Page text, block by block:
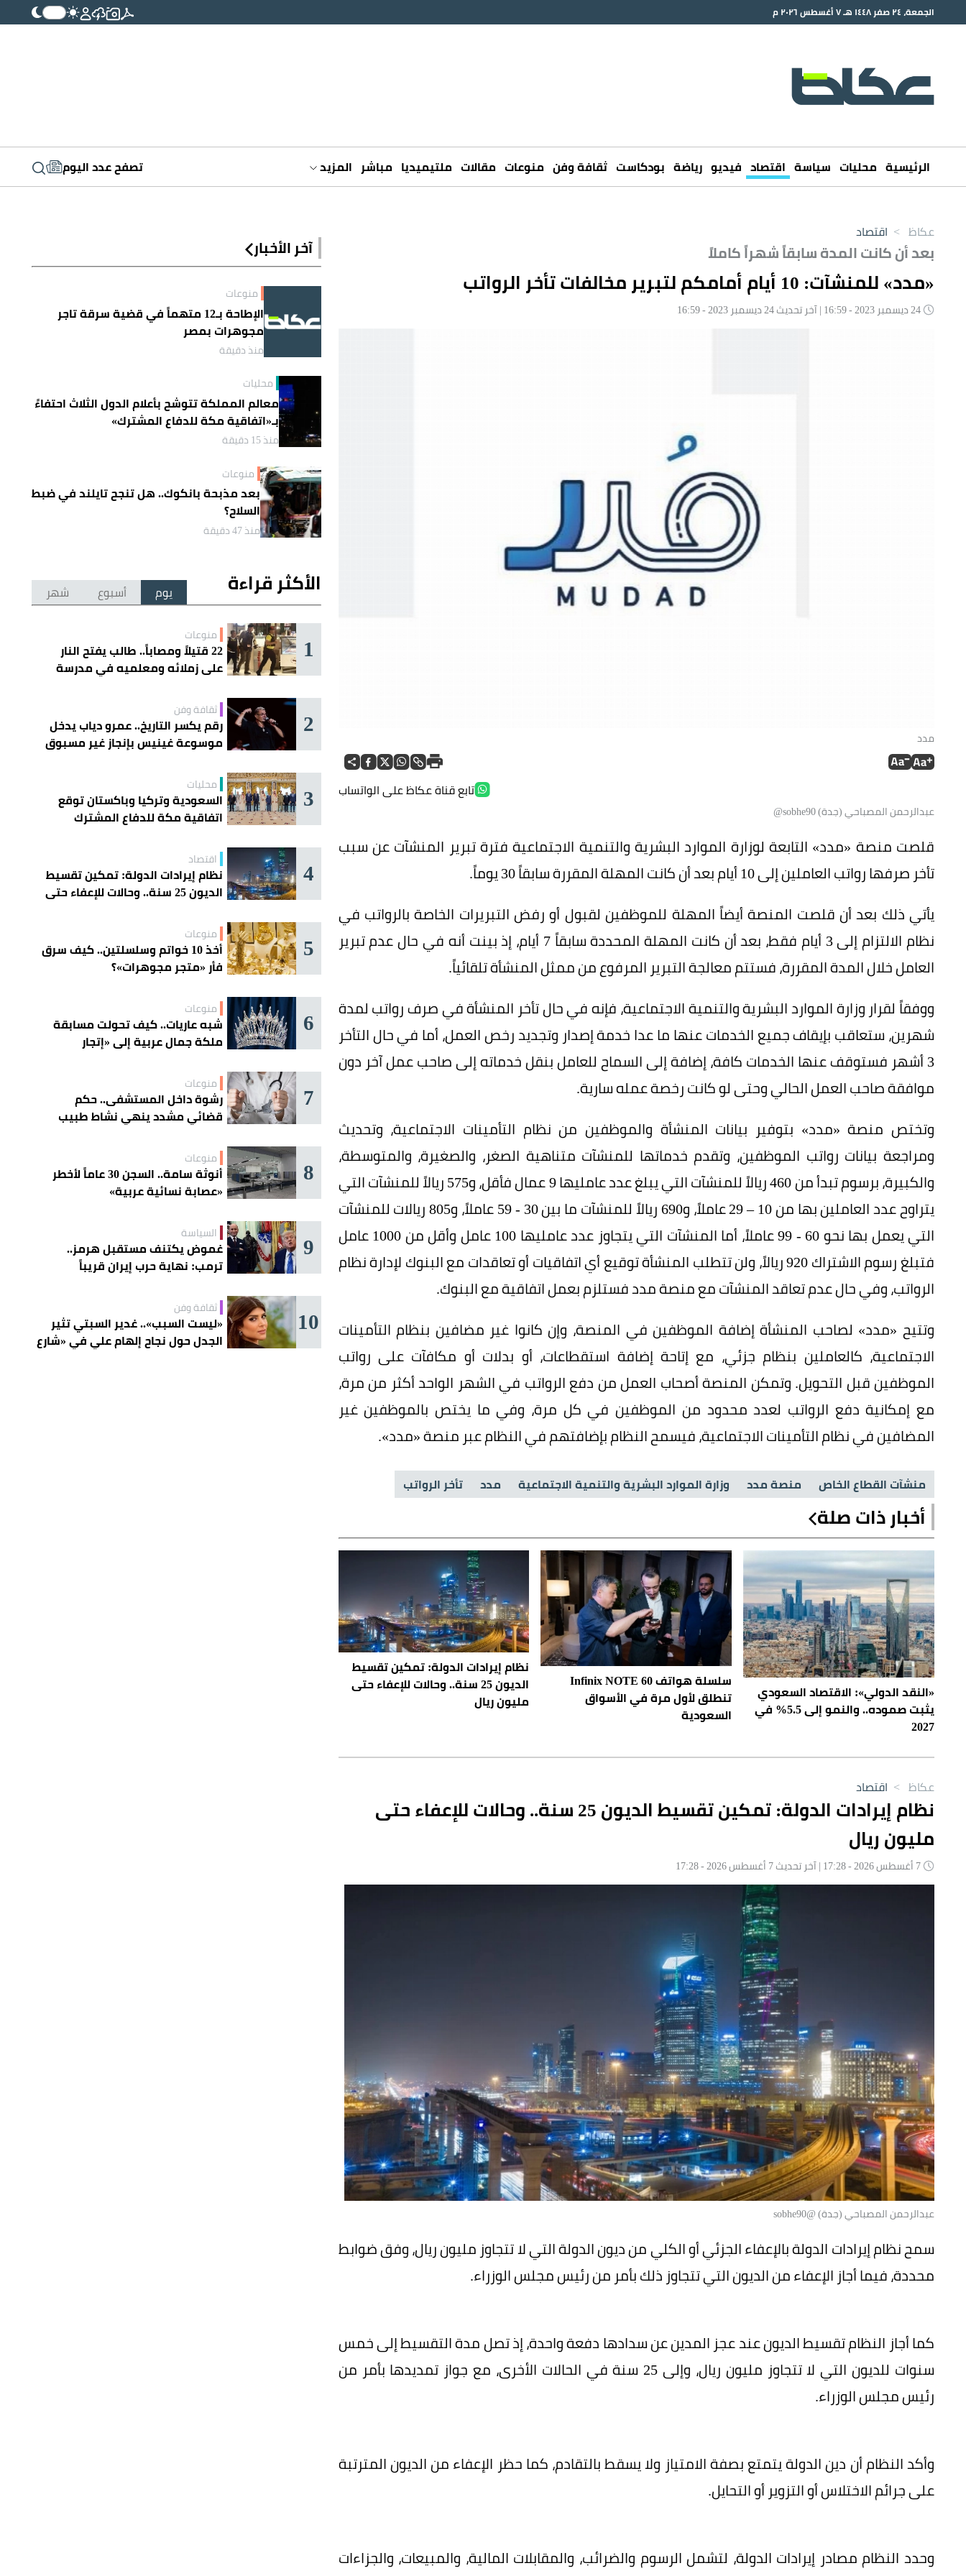
الجمعة، ٢٤ صفر ١٤٤٨ هـ ٧ أغسطس ٢٠٢٦ م
الرئيسية محليات سياسة اقتصاد فيديو رياضة بودكاست ثقافة وفن منوعات مقالات ملتيميديا مباشر المزيد تصفح عدد اليوم
عكاظ > اقتصاد
بعد أن كانت المدة سابقاً شهراً كاملاً
«مدد» للمنشآت: 10 أيام أمامكم لتبرير مخالفات تأخر الرواتب
مدد
تابع قناة عكاظ على الواتساب
عبدالرحمن المصباحي (جدة) sobhe90@
قلصت منصة «مدد» التابعة لوزارة الموارد البشرية والتنمية الاجتماعية فترة تبرير المنشآت عن سبب
تأخر صرفها رواتب العاملين إلى 10 أيام بعد أن كانت المهلة المقررة سابقاً 30 يوماً.
يأتي ذلك بعد أن قلصت المنصة أيضاً المهلة للموظفين لقبول أو رفض التبريرات الخاصة بالرواتب في
نظام الالتزام إلى 3 أيام فقط، بعد أن كانت المهلة المحددة سابقاً 7 أيام، إذ بينت أنه في حال عدم تبرير
العامل خلال المدة المقررة، فستتم معالجة التبرير المرفوع من ممثل المنشأة تلقائياً.
ووفقاً لقرار وزارة الموارد البشرية والتنمية الاجتماعية، فإنه في حال تأخر المنشأة في صرف رواتب لمدة
شهرين، ستعاقب بإيقاف جميع الخدمات عنها ما عدا خدمة إصدار وتجديد رخص العمل، أما في حال التأخر
3 أشهر فستوقف عنها الخدمات كافة، إضافة إلى السماح للعامل بنقل خدماته إلى صاحب عمل آخر دون
موافقة صاحب العمل الحالي وحتى لو كانت رخصة عمله سارية.
وتختص منصة «مدد» بتوفير بيانات المنشأة والموظفين من نظام التأمينات الاجتماعية، وتحديث
ومراجعة بيانات رواتب الموظفين، وتقدم خدماتها للمنشآت متناهية الصغر، والصغيرة، والمتوسطة،
والكبيرة، برسوم تبدأ من 460 ريالاً للمنشآت التي يبلغ عدد عامليها 9 عمال فأقل، و575 ريالاً للمنشآت التي
يتراوح عدد العاملين بها من 10 – 29 عاملاً، و690 ريالاً للمنشآت ما بين 30 - 59 عاملاً، و805 ريالات للمنشآت
التي يعمل بها نحو 60 - 99 عاملاً، أما المنشآت التي يتجاوز عدد عامليها 100 عامل وأقل من 1000 عامل
فتبلغ رسوم الاشتراك 920 ريالاً، ولن تتطلب المنشأة توقيع أي اتفاقيات أو تعاقدات مع البنوك لإدارة نظام
الرواتب، وفي حال عدم تعاقد المنشآت مع منصة مدد فستلزم بعمل اتفاقية مع البنوك.
وتتيح «مدد» لصاحب المنشأة إضافة الموظفين في المنصة، وإن كانوا غير مضافين بنظام التأمينات
الاجتماعية، كالعاملين بنظام جزئي، مع إتاحة إضافة استقطاعات، أو بدلات أو مكافآت على رواتب
الموظفين قبل التحويل. وتمكن المنصة أصحاب العمل من دفع الرواتب في الشهر الواحد أكثر من مرة،
مع إمكانية دفع الرواتب لعدد محدود من الموظفين في كل مرة، وفي ما يختص بالموظفين غير
المضافين في نظام التأمينات الاجتماعية، فيسمح النظام بإضافتهم في النظام عبر منصة «مدد».
منشآت القطاع الخاص منصة مدد وزارة الموارد البشرية والتنمية الاجتماعية مدد تأخر الرواتب
أخبار ذات صلة
«النقد الدولي»: الاقتصاد السعودي
يثبت صموده.. والنمو إلى 5.5% في
2027
سلسلة هواتف Infinix NOTE 60
تنطلق لأول مرة في الأسواق
السعودية
نظام إيرادات الدولة: تمكين تقسيط
الديون 25 سنة.. وحالات للإعفاء حتى
مليون ريال
آخر الأخبار
منوعات
الإطاحة بـ12 متهماً في قضية سرقة تاجر
مجوهرات بمصر
منذ دقيقة
محليات
معالم المملكة تتوشح بأعلام الدول الثلاث احتفاءً
بـ«اتفاقية مكة للدفاع المشترك»
منذ 15 دقيقة
منوعات
بعد مذبحة بانكوك.. هل تنجح تايلند في ضبط
السلاح؟
منذ 47 دقيقة
الأكثر قراءة يوم أسبوع شهر
1 منوعات
22 قتيلاً ومصاباً.. طالب يفتح النار
على زملائه ومعلميه في مدرسة
2 ثقافة وفن
رقم يكسر التاريخ.. عمرو دياب يدخل
موسوعة غينيس بإنجاز غير مسبوق
3 محليات
السعودية وتركيا وباكستان توقع
اتفاقية مكة للدفاع المشترك
4 اقتصاد
نظام إيرادات الدولة: تمكين تقسيط
الديون 25 سنة.. وحالات للإعفاء حتى
5 منوعات
أخذ 10 خواتم وسلسلتين.. كيف سرق
فأر «متجر مجوهرات»؟
6 منوعات
شبه عاريات.. كيف تحولت مسابقة
ملكة جمال عربية إلى «إتجار
7 منوعات
رشوة داخل المستشفى.. حكم
قضائي مشدد ينهي نشاط طبيب
8 منوعات
أنوثة سامة.. السجن 30 عاماً لأخطر
«عصابة نسائية عربية»
9 السياسة
غموض يكتنف مستقبل هرمز..
ترمب: نهاية حرب إيران قريباً
10 ثقافة وفن
«ليست السبب».. غدير السبتي تثير
الجدل حول نجاح إلهام علي في «شارع
عكاظ > اقتصاد
نظام إيرادات الدولة: تمكين تقسيط الديون 25 سنة.. وحالات للإعفاء حتى
مليون ريال
عبدالرحمن المصباحي (جدة) @sobhe90
سمح نظام إيرادات الدولة بالإعفاء الجزئي أو الكلي من ديون الدولة التي لا تتجاوز مليون ريال، وفق ضوابط
محددة، فيما أجاز الإعفاء من الديون التي تتجاوز ذلك بأمر من رئيس مجلس الوزراء.
كما أجاز النظام تقسيط الديون عند عجز المدين عن سدادها دفعة واحدة، إذ تصل مدة التقسيط إلى خمس
سنوات للديون التي لا تتجاوز مليون ريال، وإلى 25 سنة في الحالات الأخرى، مع جواز تمديدها بأمر من
رئيس مجلس الوزراء.
وأكد النظام أن دين الدولة يتمتع بصفة الامتياز ولا يسقط بالتقادم، كما حظر الإعفاء من الديون المترتبة
على جرائم الاختلاس أو التزوير أو التحايل.
وحدد النظام مصادر إيرادات الدولة، لتشمل الرسوم والضرائب، والمقابلات المالية، والمبيعات، والجزاءات